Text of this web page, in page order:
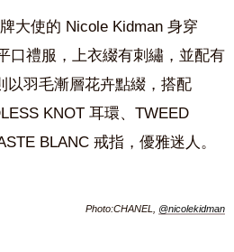
大使的 Nicole Kidman 身穿
口禮服，上衣綴有刺繡，並配有
以羽毛漸層花卉點綴，搭配
KNOT 耳環、TWEED
BLANC 戒指，優雅迷人。
Photo:CHANEL, @nicolekidman